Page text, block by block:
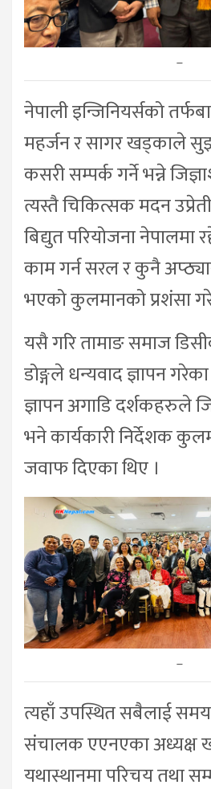
–
नेपाली इन्जिनियर्सको
महर्जन र सागर खड्काले
कसरी सम्पर्क गर्ने भन्ने
त्यस्तै चिकित्सक मदन
बिद्युत परियोजना
काम गर्न सरल र कुनै
भएको कुलमानको प्रशंसा
यसै गरि तामाङ समाज
डोङ्गले धन्यवाद ज्ञापन
ज्ञापन अगाडि दर्शकहरुले
भने कार्यकारी निर्देशक
जवाफ दिएका थिए ।
–
त्यहाँ उपस्थित सबैलाई
संचालक एएनएका अध्यक्ष
यथास्थानमा परिचय तथा